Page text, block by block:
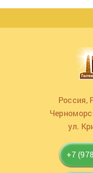
Россия,
ул.
+7